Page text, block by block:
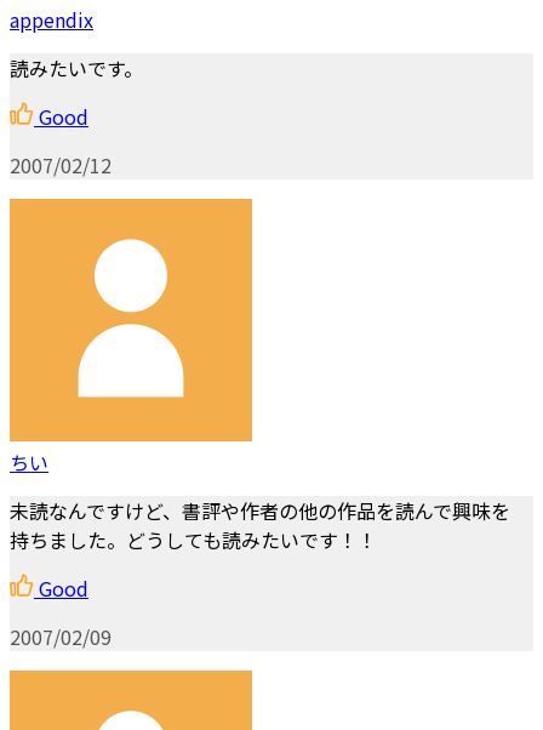
appendix
読みたいです。
Good
2007/02/12
ちい
未読なんですけど、書評や作者の他の作品を読んで興味を
持ちました。どうしても読みたいです！！
Good
2007/02/09